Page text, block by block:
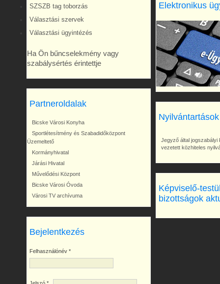
SZSZB tag toborzás
Választási szervek
Választási ügyintézés
Ha Ön bűncselekmény vagy
szabálysértés érintettje
Partneroldalak
Bicske Városi Konyha
Sportlétesítmény és Szabadidőközpont
Üzemeltető
Kormányhivatal
Járási Hivatal
Művelődési Központ
Bicske Városi Óvoda
Városi TV archívuma
Bejelentkezés
Felhasználónév *
Elektronikus
Nyilvántartások
Jegyző által jogszabályi
vezetett közhiteles
Képviselő-
bizottságok